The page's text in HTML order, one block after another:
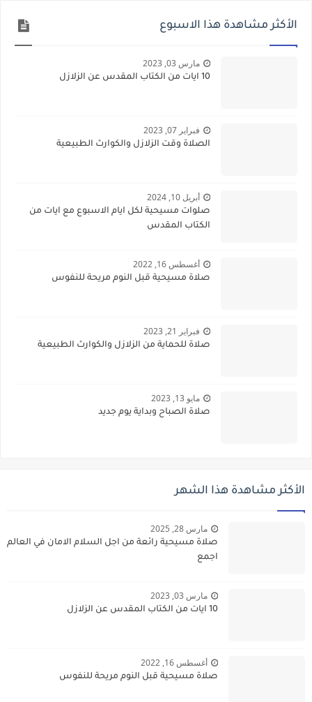
الأكثر مشاهدة هذا الاسبوع
مارس 03, 2023
10 ايات من الكتاب المقدس عن الزلازل
فبراير 07, 2023
الصلاة وقت الزلازل والكوارث الطبيعية
أبريل 10, 2024
صلوات مسيحية لكل ايام الاسبوع مع ايات من
الكتاب المقدس
أغسطس 16, 2022
صلاة مسيحية قبل النوم مريحة للنفوس
فبراير 21, 2023
صلاة للحماية من الزلازل والكوارث الطبيعية
مايو 13, 2023
صلاة الصباح وبداية يوم جديد
الأكثر مشاهدة هذا الشهر
مارس 28, 2025
صلاة مسيحية رائعة من اجل السلام الامان في العالم
اجمع
مارس 03, 2023
10 ايات من الكتاب المقدس عن الزلازل
أغسطس 16, 2022
صلاة مسيحية قبل النوم مريحة للنفوس